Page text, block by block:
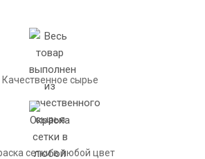
Качественное сырье
сетки в любой цвет